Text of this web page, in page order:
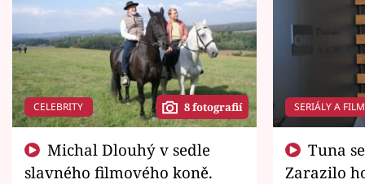
CELEBRITY 8 fotografií
slavného filmového koně.
SERIÁLY A
Zarazilo